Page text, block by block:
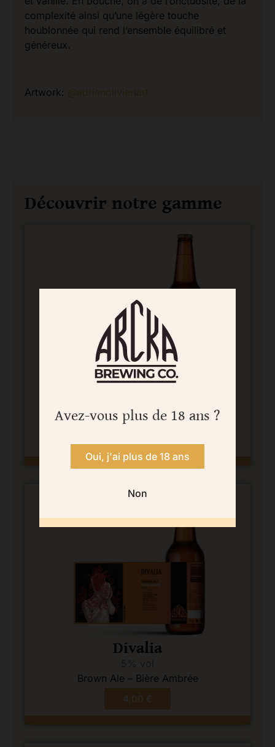
complexité ainsi qu’une légère touche
houblonnée qui rend l’ensemble équilibré et
généreux.
Artwork: @adrienolivieriart
Découvrir notre gamme
Hestia
IPA aux houblons français
Divalia
Brown Ale – Bière Ambrée
4,00 €
Avez-vous plus de 18 ans ?
Oui, j'ai plus de 18 ans
Non